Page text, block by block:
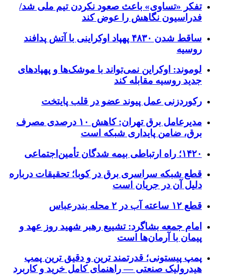
تفکر «تساوی» باعث صعود نکردن تیم ملی شد/
فدراسیون نگاهش را عوض کند
ساقط شدن ۴۸۳۰ پهپاد اوکراینی با آتش پدافند
روسیه
لوموند: اوکراین نمی‌تواند با موشک‌ها و پهپادهای
جدید روسیه مقابله کند
رکوردزنی عمل پیوند عضو در قلب پایتخت
مدیرعامل برق تهران: کاهش ۱۰ درصدی مصرف
برق، ضامن پایداری شبکه است
۱۴۲۰؛ راه ارتباطی بیمه شدگان تأمین‌اجتماعی
قطع شبکه سراسری برق در کوبا؛ تحقیقات درباره
دلیل آن در جریان است
قطع ۱۲ ساعته آب در ۲ محله بندرعباس
امام جمعه بشاگرد: تشییع رهبر شهید روز عهد و
پیمان با آرمان‌ها است
پمپ پیستونی؛ قدرتمند ترین و دقیق‌ ترین پمپ
هیدرولیک صنعتی — راهنمای کامل خرید و کاربرد